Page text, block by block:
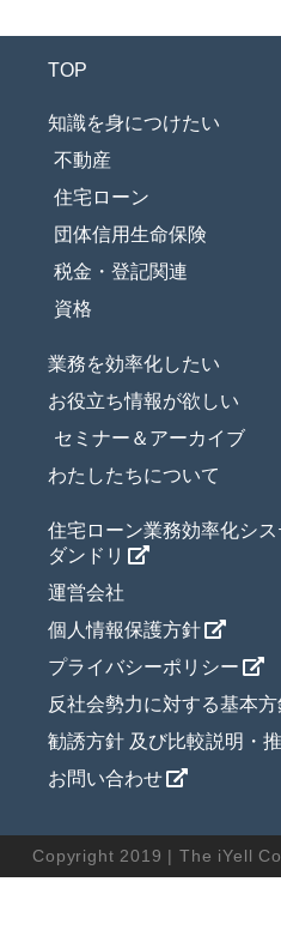
TOP
知識を身につけたい
不動産
住宅ローン
団体信用生命保険
税金・登記関連
資格
業務を効率化したい
お役立ち情報が欲しい
セミナー＆アーカイブ
わたしたちについて
住宅ローン業務効率化シ
ダンドリ
運営会社
個人情報保護方針
プライバシーポリシー
反社会勢力に対する基本方
勧誘方針 及び比較説明・
お問い合わせ
Copyright 2019 | The iYell